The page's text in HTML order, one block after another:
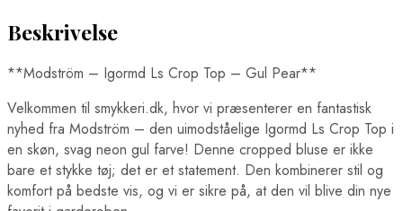
Beskrivelse
**Modström – Igormd Ls Crop Top – Gul Pear**
Velkommen til smykkeri.dk, hvor vi præsenterer en fantastisk
nyhed fra Modström – den uimodståelige Igormd Ls Crop Top i
en skøn, svag neon gul farve! Denne cropped bluse er ikke
bare et stykke tøj; det er et statement. Den kombinerer stil og
komfort på bedste vis, og vi er sikre på, at den vil blive din nye